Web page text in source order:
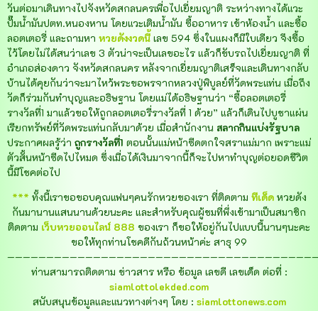
วันต่อมาเดินทางไปจังหวัดสกลนครเพื่อไปเยี่ยมญาติ ระหว่างทางได้แวะ
ปั๊มน้ำมันปตท.หนองหาน โดยแวะเติมน้ำมัน ซื้ออาหาร เข้าห้องน้ำ และซื้อ
ลอตเตอรี่ และถามหา หวยดังงวดนี้ เลข 594 ซึ่งในแผงก็มีใบเดียว จึงซื้อ
ไว้โดยไม่ได้สนว่าเลข 3 ตัวน่าจะเป็นเลขอะไร แล้วก็ขับรถไปเยี่ยมญาติ ที่
อำเภอส่องดาว จังหวัดสกลนคร หลังจากเยี่ยมญาติเสร็จและเดินทางกลับ
บ้านได้คุยกันว่าจะมาไหว้พระขอพรจากหลวงปู่พิบูลย์ที่วัดพระแท่น เมื่อถึง
วัดก็ร่วมกันทำบุญและอธิษฐาน โดยแม่ได้อธิษฐานว่า “ซื้อลอตเตอรี่
รางวัลที่1 มาแล้วขอให้ถูกลอตเตอรี่รางวัลที่ 1 ด้วย” แล้วก็เดินไปบูชาแผ่น
เรียกทรัพย์ที่วัดพระแท่นกลับมาด้วย เมื่อสำนักงาน สลากกินแบ่งรัฐบาล
ประกาศผลรู้ว่า ถูกรางวัลที่1 ตอนนั้นแม่หน้าซีดตกใจสราแม่มาก เพราะแม่
ตัวสั้นหน้าซีดไปไหมด ซึ่งเมื่อได้เงินมาจากนี้ก็จะไปหาทำบุญต่อยอดชีวิต
นี้มีโชคต่อไป
*** ทั้งนี้เราขอขอบคุณแฟนๆคนรักหวยของเรา ที่ติดตาม ทีเด็ดหวยดัง
กันมานานแสนนานด้วยนะคะ และสำหรับคุณผู้ชมที่พึ่งเข้ามาเป็นสมาชิก
ติดตาม เว็บหวยออนไลน์ 888 ของเรา ก็ขอให้อยู่กันไปแบบนี้นานๆนะคะ
ขอให้ทุกท่านโชคดีกันถ้วนหน้าค่ะ สาธุ 99
ท่านสามารถติดตาม ข่าวสาร หรือ ข้อมูล เลขดี เลขเด็ด ต่อที่ :
siamlottolekded.com
สนับสนุนข้อมูลและแนวทางต่างๆ โดย : siamlottonews.com